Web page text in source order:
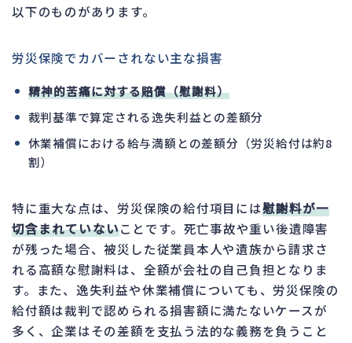
以下のものがあります。
労災保険でカバーされない主な損害
精神的苦痛に対する賠償（慰謝料）
裁判基準で算定される逸失利益との差額分
休業補償における給与満額との差額分（労災給付は約8
割）
特に重大な点は、労災保険の給付項目には慰謝料が一
切含まれていないことです。死亡事故や重い後遺障害
が残った場合、被災した従業員本人や遺族から請求さ
れる高額な慰謝料は、全額が会社の自己負担となりま
す。また、逸失利益や休業補償についても、労災保険の
給付額は裁判で認められる損害額に満たないケースが
多く、企業はその差額を支払う法的な義務を負うこと